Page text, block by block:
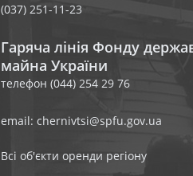
(037) 251-11-23
Гаряча лінія Фонду
майна України
телефон (044) 254 29 76
email: chernivtsi@spfu.gov.ua
Всі об'єкти оренди регіону